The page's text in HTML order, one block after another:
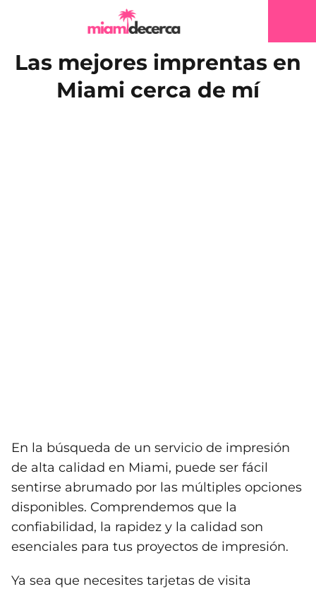
Las mejores imprentas en
Miami cerca de mí
En la búsqueda de un servicio de impresión
de alta calidad en Miami, puede ser fácil
sentirse abrumado por las múltiples opciones
disponibles. Comprendemos que la
confiabilidad, la rapidez y la calidad son
esenciales para tus proyectos de impresión.
Ya sea que necesites tarjetas de visita